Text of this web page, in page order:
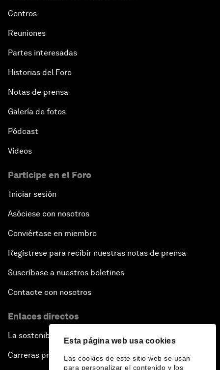
Esta página web usa cookies
Las cookies de este sitio web se usan
para personalizar el contenido y los
Centros
Reuniones
Partes interesadas
Historias del Foro
Notas de prensa
Galería de fotos
Pódcast
Vídeos
Participe en el Foro
Iniciar sesión
Asóciese con nosotros
Conviértase en miembro
Regístrese para recibir nuestras notas de prensa
Suscríbase a nuestros boletines
Contacte con nosotros
Enlaces directos
La sostenibilidad en el Foro
Carreras profesionales